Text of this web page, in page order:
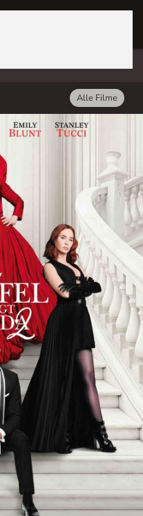
Alle Filme